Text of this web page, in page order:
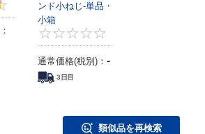
4.6
ンド小ねじ-単品・
小箱
通常価格(税別)： -
3日目
類似品を再検索